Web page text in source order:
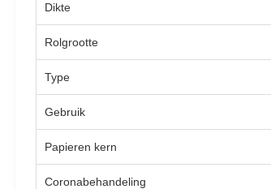
Dikte
Rolgrootte
Type
Gebruik
Papieren kern
Coronabehandeling